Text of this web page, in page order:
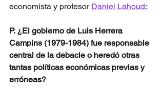
economista y profesor Daniel Lahoud:
P. ¿El gobierno de Luis Herrera
Campins (1979-1984) fue responsable
central de la debacle o heredó otras
tantas políticas económicas previas y
erróneas?